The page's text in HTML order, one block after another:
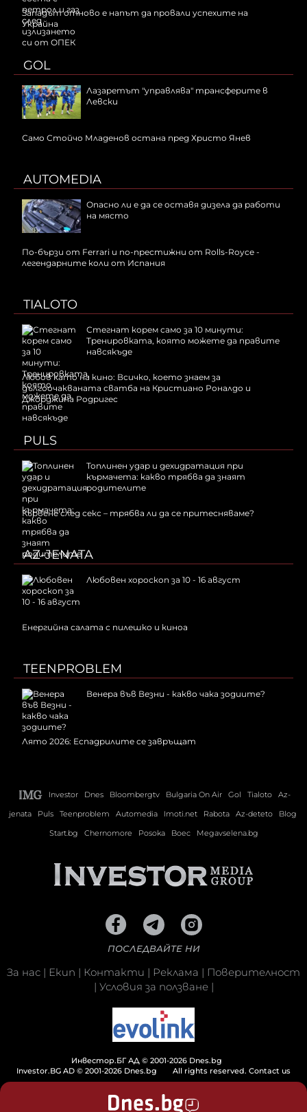
Западът отново е напът да провали успехите на
Украйна
GOL
Лазаретът "управлява" трансферите в
Левски
Само Стойчо Младенов остана пред Христо Янев
AUTOMEDIA
Опасно ли е да се оставя дизела да работи
на място
По-бързи от Ferrari и по-престижни от Rolls-Royce -
легендарните коли от Испания
TIALOTO
Стегнат корем само за 10 минути:
Тренировката, която можете да правите
навсякъде
Любов като на кино: Всичко, което знаем за
дългоочакваната сватба на Кристиано Роналдо и
Джорджина Родригес
PULS
Топлинен удар и дехидратация при
кърмачета: какво трябва да знаят
родителите
Кървене след секс – трябва ли да се притесняваме?
AZ-JENATA
Любовен хороскоп за 10 - 16 август
Енергийна салата с пилешко и киноа
TEENPROBLEM
Венера във Везни - какво чака зодиите?
Лято 2026: Еспадрилите се завръщат
Investor Dnes Bloombergtv Bulgaria On Air Gol Tialoto
Az-
jenata
Puls Teenproblem Automedia Imoti.net Rabota Az-deteto
Blog
Start.bg
Chernomore Posoka Boec Megavselena.bg
ПОСЛЕДВАЙТЕ НИ
За нас | Екип | Контакти | Реклама | Поверителност
| Условия за ползване|
Инвестор.БГ АД © 2001-2026 Dnes.bg
Investor.BG AD © 2001-2026 Dnes.bg
All rights reserved. Contact us